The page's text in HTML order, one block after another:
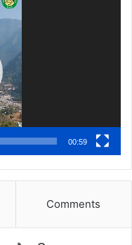
00:59
Comments